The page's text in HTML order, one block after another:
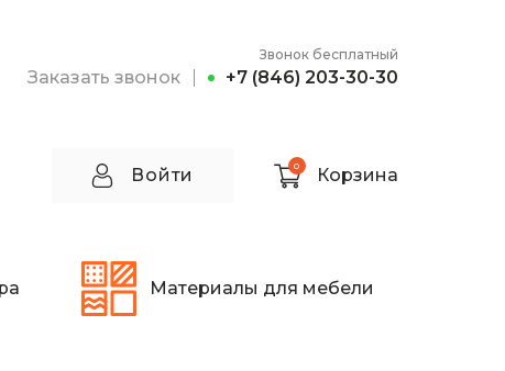
Заказать звонок
Звонок бесплатный
+7 (846) 203-30-30
Войти 0 Корзина
Материалы для мебели